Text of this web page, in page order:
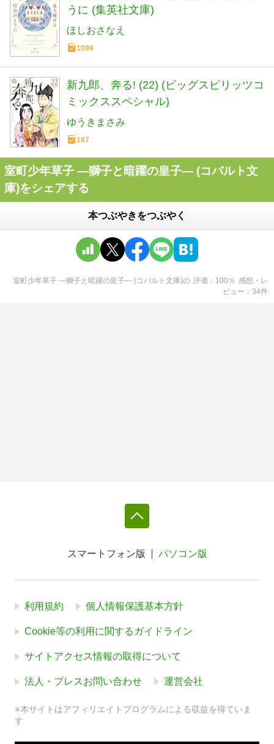
うに (集英社文庫)
ほしおさなえ
1099
新九郎、奔る! (22) (ビッグスピリッツコ
ミックススペシャル)
ゆうきまさみ
187
室町少年草子 ―獅子と暗躍の皇子― (コバルト文
庫)をシェアする
本つぶやきをつぶやく
室町少年草子 ―獅子と暗躍の皇子― (コバルト文庫)の 評価 100 ％ 感想・レ
ビュー
34件
スマートフォン版 パソコン版
利用規約 個人情報保護基本方針
Cookie等の利用に関するガイドライン
サイトアクセス情報の取得について
法人・プレスお問い合わせ 運営会社
※本サイトはアフィリエイトプログラムによる収益を得ていま
す